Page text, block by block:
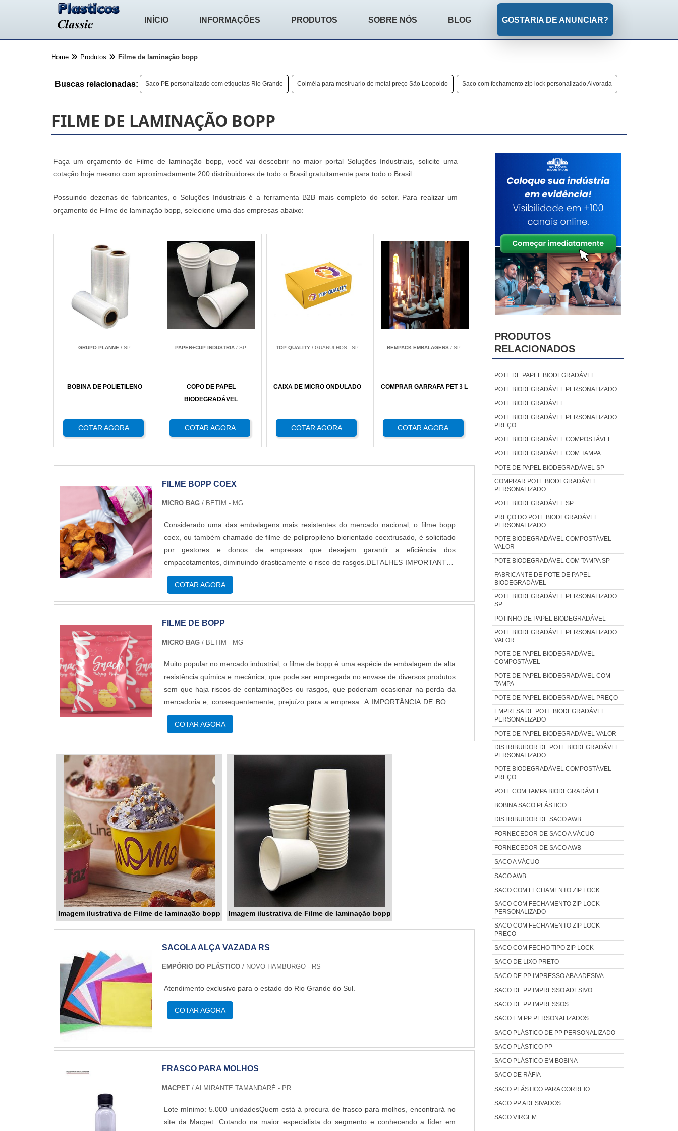
INÍCIO INFORMAÇÕES PRODUTOS SOBRE NÓS BLOG GOSTARIA DE ANUNCIAR?
Home Produtos Filme de laminação bopp
Buscas relacionadas: Saco PE personalizado com etiquetas Rio Grande Colméia para mostruario de metal preço São Leopoldo Saco com fechamento zip lock personalizado Alvorada
FILME DE LAMINAÇÃO BOPP
Faça um orçamento de Filme de laminação bopp, você vai descobrir no maior portal Soluções Industriais, solicite uma
cotação hoje mesmo com aproximadamente 200 distribuidores de todo o Brasil gratuitamente para todo o Brasil
Possuindo dezenas de fabricantes, o Soluções Industriais é a ferramenta B2B mais completo do setor. Para realizar um
orçamento de Filme de laminação bopp, selecione uma das empresas abaixo:
GRUPO PLANNE/ SP
BOBINA DE POLIETILENO
COTAR AGORA
PAPER+CUP INDUSTRIA / SP
COPO DE PAPEL
BIODEGRADÁVEL
COTAR AGORA
TOP QUALITY / GUARULHOS - SP
CAIXA DE MICRO ONDULADO
COTAR AGORA
BEMPACK EMBALAGENS / SP
COMPRAR GARRAFA PET 3 L
COTAR AGORA
FILME BOPP COEX
MICRO BAG / BETIM - MG
Considerado uma das embalagens mais resistentes do mercado nacional, o filme bopp
coex, ou também chamado de filme de polipropileno biorientado coextrusado, é solicitado
por gestores e donos de empresas que desejam garantir a eficiência dos
empacotamentos, diminuindo drasticamente o risco de rasgos.DETALHES IMPORTANTES
SOBRE O PRODUTODevido a alta resistência mecânica e química que apresenta, o
modelo é comumente empregado em processos ...
COTAR AGORA
FILME DE BOPP
MICRO BAG / BETIM - MG
Muito popular no mercado industrial, o filme de bopp é uma espécie de embalagem de alta
resistência química e mecânica, que pode ser empregada no envase de diversos produtos
sem que haja riscos de contaminações ou rasgos, que poderiam ocasionar na perda da
mercadoria e, consequentemente, prejuízo para a empresa. A IMPORTÂNCIA DE BONS
FORNECEDORESTambém chamado de filme de polipropileno biorientado, o modelo é de
suma importância para in...
COTAR AGORA
Imagem ilustrativa de Filme de laminação bopp Imagem ilustrativa de Filme de laminação bopp
SACOLA ALÇA VAZADA RS
EMPÓRIO DO PLÁSTICO/ NOVO HAMBURGO - RS
Atendimento exclusivo para o estado do Rio Grande do Sul.
COTAR AGORA
FRASCO PARA MOLHOS
MACPET/ ALMIRANTE TAMANDARÉ - PR
Lote mínimo: 5.000 unidadesQuem está à procura de frasco para molhos, encontrará no
site da Macpet. Cotando na maior especialista do segmento e conhecendo a líder em
PRODUTOS
RELACIONADOS
POTE DE PAPEL BIODEGRADÁVEL
POTE BIODEGRADÁVEL PERSONALIZADO
POTE BIODEGRADÁVEL
POTE BIODEGRADÁVEL PERSONALIZADO
PREÇO
POTE BIODEGRADÁVEL COMPOSTÁVEL
POTE BIODEGRADÁVEL COM TAMPA
POTE DE PAPEL BIODEGRADÁVEL SP
COMPRAR POTE BIODEGRADÁVEL
PERSONALIZADO
POTE BIODEGRADÁVEL SP
PREÇO DO POTE BIODEGRADÁVEL
PERSONALIZADO
POTE BIODEGRADÁVEL COMPOSTÁVEL
VALOR
POTE BIODEGRADÁVEL COM TAMPA SP
FABRICANTE DE POTE DE PAPEL
BIODEGRADÁVEL
POTE BIODEGRADÁVEL PERSONALIZADO
SP
POTINHO DE PAPEL BIODEGRADÁVEL
POTE BIODEGRADÁVEL PERSONALIZADO
VALOR
POTE DE PAPEL BIODEGRADÁVEL
COMPOSTÁVEL
POTE DE PAPEL BIODEGRADÁVEL COM
TAMPA
POTE DE PAPEL BIODEGRADÁVEL PREÇO
EMPRESA DE POTE BIODEGRADÁVEL
PERSONALIZADO
POTE DE PAPEL BIODEGRADÁVEL VALOR
DISTRIBUIDOR DE POTE BIODEGRADÁVEL
PERSONALIZADO
POTE BIODEGRADÁVEL COMPOSTÁVEL
PREÇO
POTE COM TAMPA BIODEGRADÁVEL
BOBINA SACO PLÁSTICO
DISTRIBUIDOR DE SACO AWB
FORNECEDOR DE SACO A VÁCUO
FORNECEDOR DE SACO AWB
SACO A VÁCUO
SACO AWB
SACO COM FECHAMENTO ZIP LOCK
SACO COM FECHAMENTO ZIP LOCK
PERSONALIZADO
SACO COM FECHAMENTO ZIP LOCK
PREÇO
SACO COM FECHO TIPO ZIP LOCK
SACO DE LIXO PRETO
SACO DE PP IMPRESSO ABA ADESIVA
SACO DE PP IMPRESSO ADESIVO
SACO DE PP IMPRESSOS
SACO EM PP PERSONALIZADOS
SACO PLÁSTICO DE PP PERSONALIZADO
SACO PLÁSTICO PP
SACO PLÁSTICO EM BOBINA
SACO DE RÁFIA
SACO PLÁSTICO PARA CORREIO
SACO PP ADESIVADOS
SACO VIRGEM